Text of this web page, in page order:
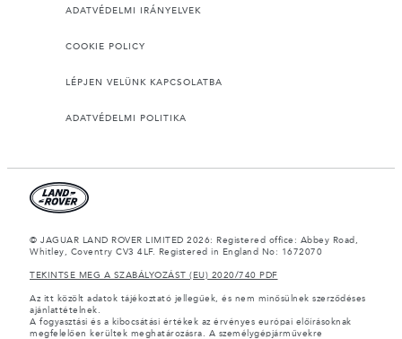
ADATVÉDELMI IRÁNYELVEK
COOKIE POLICY
LÉPJEN VELÜNK KAPCSOLATBA
ADATVÉDELMI POLITIKA
© JAGUAR LAND ROVER LIMITED 2026: Registered office: Abbey Road,
Whitley, Coventry CV3 4LF. Registered in England No: 1672070
TEKINTSE MEG A SZABÁLYOZÁST (EU) 2020/740 PDF
Az itt közölt adatok tájékoztató jellegűek, és nem minősülnek szerződéses
ajánlattételnek.
A fogyasztási és a kibocsátási értékek az érvényes európai előírásoknak
megfelelően kerültek meghatározásra. A személygépjárművekre